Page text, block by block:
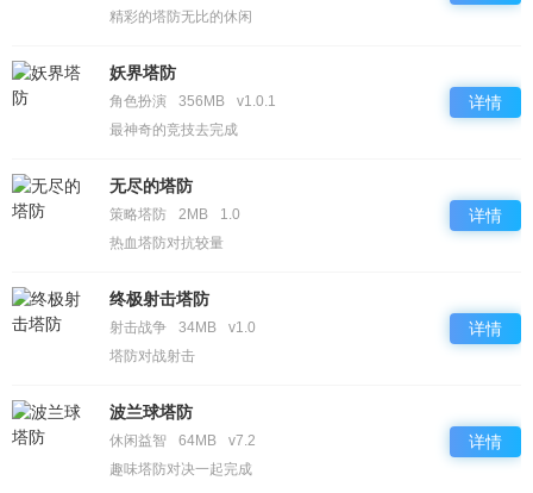
精彩的塔防无比的休闲
妖界塔防
角色扮演 356MB
v1.0.1
最神奇的竞技去完成
详情
无尽的塔防
策略塔防 2MB
1.0
热血塔防对抗较量
详情
终极射击塔防
射击战争 34MB
v1.0
塔防对战射击
详情
波兰球塔防
休闲益智 64MB
v7.2
趣味塔防对决一起完成
详情